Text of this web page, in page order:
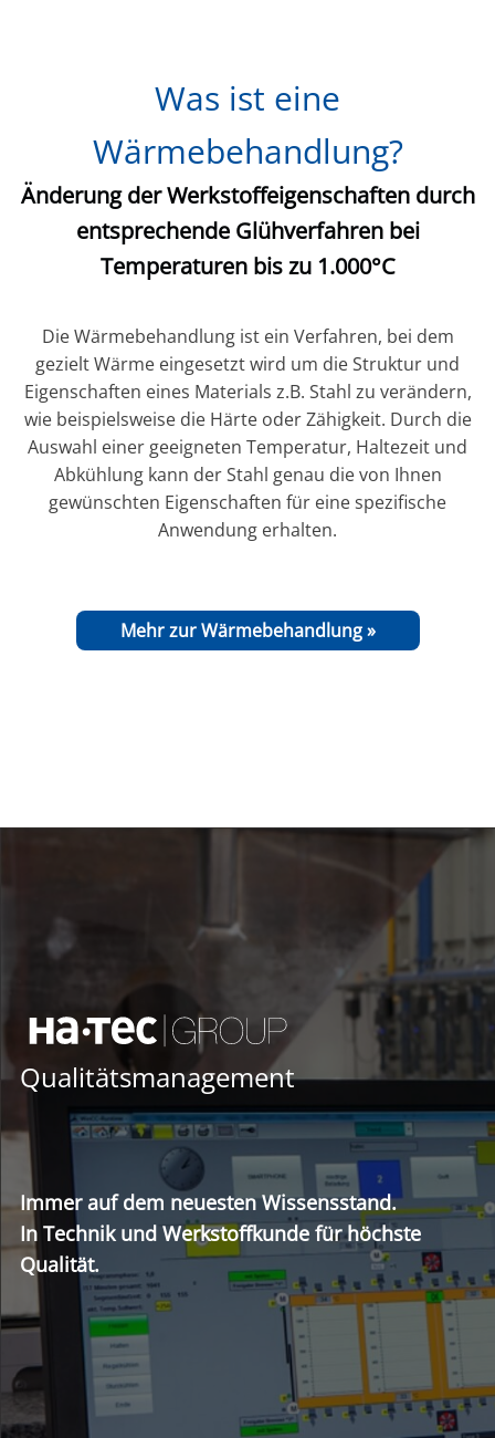
Was ist eine
Wärmebehandlung?
Änderung der Werkstoffeigenschaften durch
entsprechende Glühverfahren bei
Temperaturen bis zu 1.000°C
Die Wärmebehandlung ist ein Verfahren, bei dem
gezielt Wärme eingesetzt wird um die Struktur und
Eigenschaften eines Materials z.B. Stahl zu verändern,
wie beispielsweise die Härte oder Zähigkeit. Durch die
Auswahl einer geeigneten Temperatur, Haltezeit und
Abkühlung kann der Stahl genau die von Ihnen
gewünschten Eigenschaften für eine spezifische
Anwendung erhalten.
Mehr zur Wärmebehandlung »
Qualitätsmanagement
Immer auf dem neuesten Wissensstand.
In Technik und Werkstoffkunde für höchste
Qualität.